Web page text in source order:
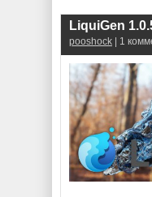
LiquiGen
pooshock | 1